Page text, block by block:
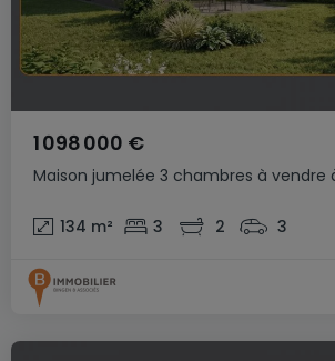
Maison jumelée 3 chambres à vendre
1 098 000 €
134 m² 3 2 3